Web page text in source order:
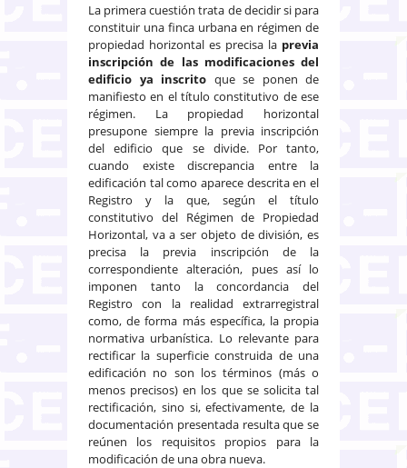
La primera cuestión trata de decidir si para
constituir una finca urbana en régimen de
propiedad horizontal es precisa la previa
inscripción de las modificaciones del
edificio ya inscrito que se ponen de
manifiesto en el título constitutivo de ese
régimen. La propiedad horizontal
presupone siempre la previa inscripción
del edificio que se divide. Por tanto,
cuando existe discrepancia entre la
edificación tal como aparece descrita en el
Registro y la que, según el título
constitutivo del Régimen de Propiedad
Horizontal, va a ser objeto de división, es
precisa la previa inscripción de la
correspondiente alteración, pues así lo
imponen tanto la concordancia del
Registro con la realidad extrarregistral
como, de forma más específica, la propia
normativa urbanística. Lo relevante para
rectificar la superficie construida de una
edificación no son los términos (más o
menos precisos) en los que se solicita tal
rectificación, sino si, efectivamente, de la
documentación presentada resulta que se
reúnen los requisitos propios para la
modificación de una obra nueva.